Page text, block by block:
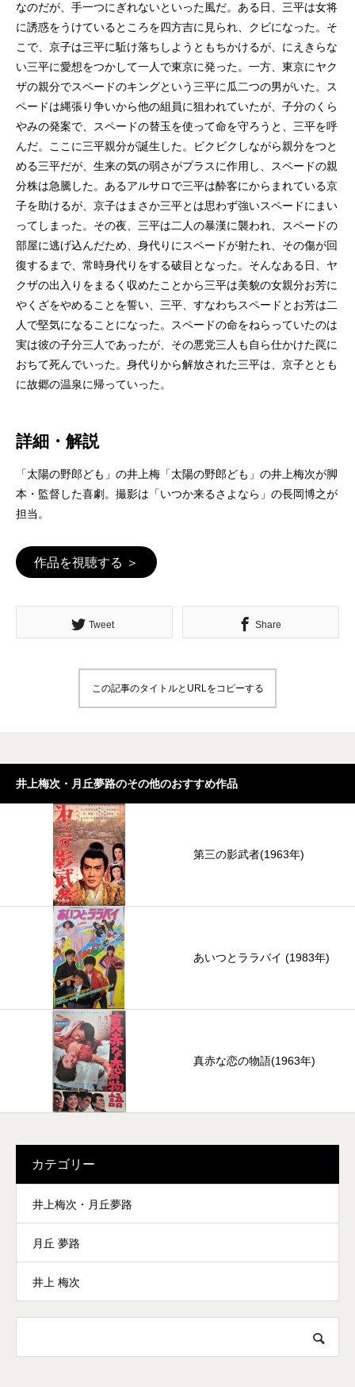
なのだが、手一つにぎれないといった風だ。ある日、三平は女将
に誘惑をうけているところを四方吉に見られ、クビになった。そ
こで、京子は三平に駈け落ちしようともちかけるが、にえきらな
い三平に愛想をつかして一人で東京に発った。一方、東京にヤク
ザの親分でスペードのキングという三平に瓜二つの男がいた。ス
ペードは縄張り争いから他の組員に狙われていたが、子分のくら
やみの発案で、スペードの替玉を使って命を守ろうと、三平を呼
んだ。ここに三平親分が誕生した。ビクビクしながら親分をつと
める三平だが、生来の気の弱さがプラスに作用し、スペードの親
分株は急騰した。あるアルサロで三平は酔客にからまれている京
子を助けるが、京子はまさか三平とは思わず強いスペードにまい
ってしまった。その夜、三平は二人の暴漢に襲われ、スペードの
部屋に逃げ込んだため、身代りにスペードが射たれ、その傷が回
復するまで、常時身代りをする破目となった。そんなある日、ヤ
クザの出入りをまるく収めたことから三平は美貌の女親分お芳に
やくざをやめることを誓い、三平、すなわちスペードとお芳は二
人で堅気になることになった。スペードの命をねらっていたのは
実は彼の子分三人であったが、その悪党三人も自ら仕かけた罠に
おちて死んでいった。身代りから解放された三平は、京子ととも
に故郷の温泉に帰っていった。
詳細・解説
「太陽の野郎ども」の井上梅「太陽の野郎ども」の井上梅次が脚
本・監督した喜劇。撮影は「いつか来るさよなら」の長岡博之が
担当。
作品を視聴する ＞
Tweet Share
この記事のタイトルとURLをコピーする
井上梅次・月丘夢路のその他のおすすめ作品
第三の影武者(1963年)
あいつとララバイ (1983年)
真赤な恋の物語(1963年)
カテゴリー
井上梅次・月丘夢路
月丘 夢路
井上 梅次